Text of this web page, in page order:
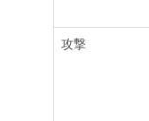
攻撃